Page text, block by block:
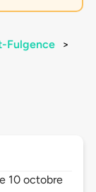
Fulgence
>
10 octobre